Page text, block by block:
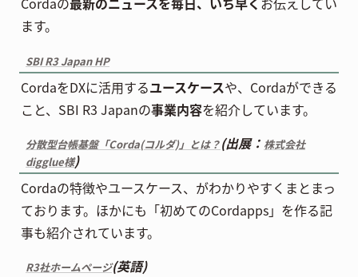
ます。
SBI R3 Japan HP
CordaをDXに活用するユースケースや、Cordaができる
こと、SBI R3 Japanの事業内容を紹介しています。
分散型台帳基盤「Corda(コルダ)」とは？(出展： 株式会社
digglue様)
Cordaの特徴やユースケース、がわかりやすくまとまっ
ております。ほかにも「初めてのCordapps」を作る記
事も紹介されています。
R3社ホームページ(英語)